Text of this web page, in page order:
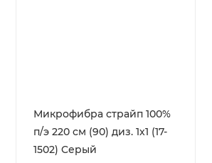
Микрофибра страйп 100%
п/э 220 см (90) диз. 1х1 (17-
1502) Cерый